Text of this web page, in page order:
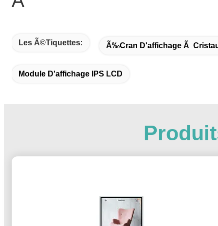
Les Ã©tiquettes: Ã‰cran D'affichage Ã
Module D'affichage IPS LCD